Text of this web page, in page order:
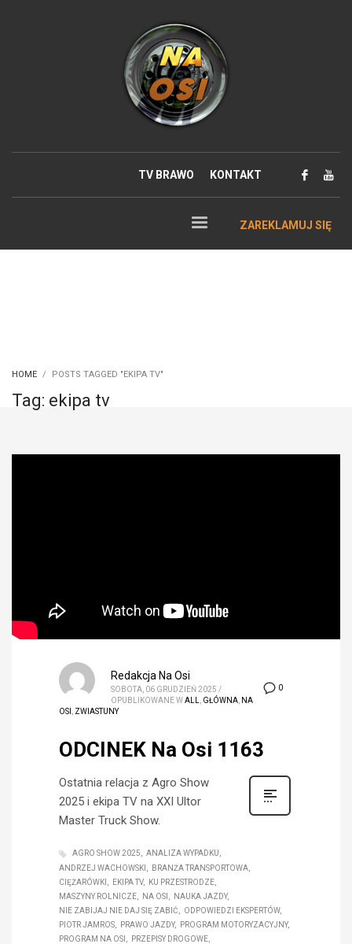
TV BRAWO KONTAKT
ZAREKLAMUJ SIĘ
HOME POSTS TAGGED "EKIPA TV"
Tag: ekipa tv
0
Redakcja Na Osi
SOBOTA, 06 GRUDZIEŃ 2025 /
OPUBLIKOWANE WALL, GŁÓWNA, NA
OSI , ZWIASTUNY
ODCINEK Na Osi 1163
Ostatnia relacja z Agro Show
2025 i ekipa TV na XXI Ultor
Master Truck Show.
AGRO SHOW 2025
ANALIZA WYPADKU
ANDRZEJ WACHOWSKI
BRANŻA TRANSPORTOWA
CIĘŻARÓWKI
EKIPA TV
KU PRZESTRODZE
MASZYNY ROLNICZE
NA OSI
NAUKA JAZDY
NIE ZABIJAJ NIE DAJ SIĘ ZABIĆ
ODPOWIEDZI EKSPERTÓW
PIOTR JAMROS
PRAWO JAZDY
PROGRAM MOTORYZACYJNY
PROGRAM NA OSI
PRZEPISY DROGOWE